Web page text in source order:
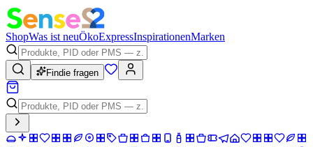
ShopWas ist neuÖkoExpressInspirationenMarken
Findie fragen